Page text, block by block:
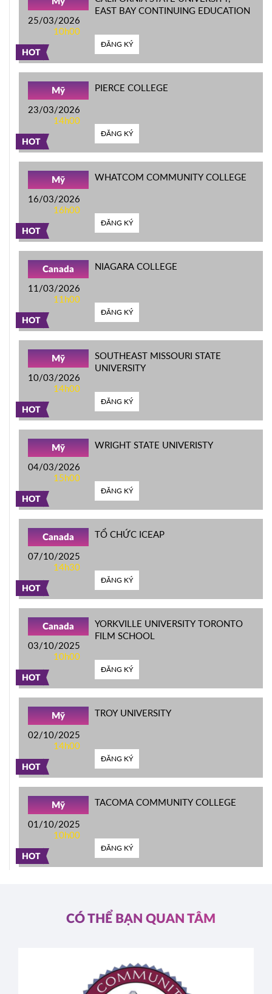
HOT
25/03/2026
10h00
EAST BAY CONTINUING EDUCATION
ĐĂNG KÝ
HOT
Mỹ
23/03/2026
14h00
PIERCE COLLEGE
ĐĂNG KÝ
HOT
Mỹ
16/03/2026
16h00
WHATCOM COMMUNITY COLLEGE
ĐĂNG KÝ
HOT
Canada
11/03/2026
11h00
NIAGARA COLLEGE
ĐĂNG KÝ
HOT
Mỹ
10/03/2026
14h00
SOUTHEAST MISSOURI STATE
UNIVERSITY
ĐĂNG KÝ
HOT
Mỹ
04/03/2026
15h00
WRIGHT STATE UNIVERISTY
ĐĂNG KÝ
HOT
Canada
07/10/2025
14h30
TỔ CHỨC ICEAP
ĐĂNG KÝ
HOT
Canada
03/10/2025
10h00
YORKVILLE UNIVERSITY TORONTO
FILM SCHOOL
ĐĂNG KÝ
HOT
Mỹ
02/10/2025
14h00
TROY UNIVERSITY
ĐĂNG KÝ
HOT
Mỹ
01/10/2025
10h00
TACOMA COMMUNITY COLLEGE
ĐĂNG KÝ
CÓ THỂ BẠN QUAN TÂM